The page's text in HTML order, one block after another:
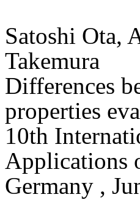
Satoshi Ota,
Takemura
Differences
properties
10th
Applications
Germany ,